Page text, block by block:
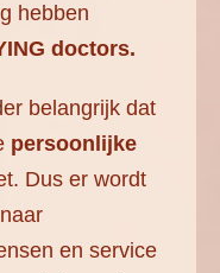
hebben
doctors.
belangrijk dat
persoonlijke
Dus er wordt
en service